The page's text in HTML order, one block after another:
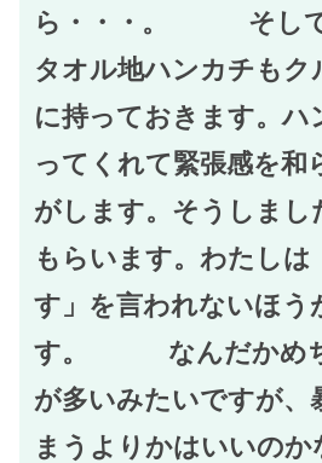
ら・・・。 そして
タオル地ハンカチもク
に持っておきます。ハ
ってくれて緊張感を和
がします。そうしまし
もらいます。わたしは
す」を言われないほう
す。 なんだかめち
が多いみたいですが、
まうよりかはいいの